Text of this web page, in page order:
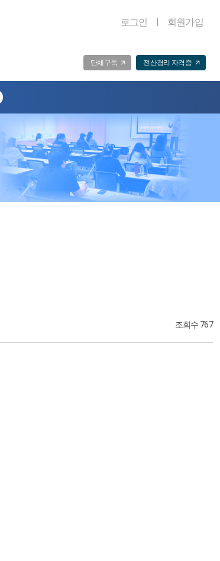
로그인 회원가입
단체구독 전산경리 자격증
조회수 767